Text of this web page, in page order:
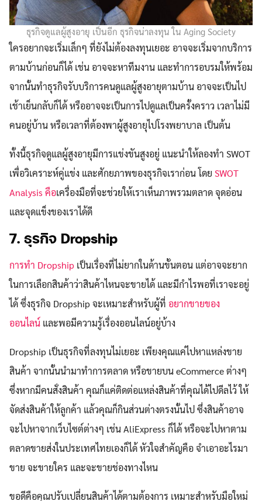
ธุรกิจดูแลผู้สูงอายุ เป็นอีก ธุรกิจน่าลงทุน ใน Aging Society
ใครอยากจะเริ่มเล็กๆ ที่ยังไม่ต้องลงทุนเยอะ อาจจะเริ่มจากบริการ
ตามบ้านก่อนก็ได้ เช่น อาจจะหาทีมงาน และทำการอบรมให้พร้อม
จากนั้นทำธุรกิจรับบริการคนดูแลผู้สูงอายุตามบ้าน อาจจะเป็นไป
เช้าเย็นกลับก็ได้ หรืออาจจะเป็นการไปดูแลเป็นครั้งคราว เวลาไม่มี
คนอยู่บ้าน หรือเวลาที่ต้องพาผู้สูงอายุไปโรงพยาบาล เป็นต้น
ทั้งนี้ธุรกิจดูแลผู้สูงอายุมีการแข่งขันสูงอยู่ แนะนำให้ลองทำ SWOT
เพื่อวิเคราะห์คู่แข่ง และศักยภาพของธุรกิจเราก่อน โดย SWOT
Analysis คือเครื่องมือที่จะช่วยให้เราเห็นภาพรวมตลาด จุดอ่อน
และจุดแข็งของเราได้ดี
7. ธุรกิจ Dropship
การทำ Dropship เป็นเรื่องที่ไม่ยากในด้านขั้นตอน แต่อาจจะยาก
ในการเลือกสินค้าว่าสินค้าไหนจะขายได้ และมีกำไรพอที่เราจะอยู่
ได้ ซึ่งธุรกิจ Dropship จะเหมาะสำหรับผู้ที่ อยากขายของ
ออนไลน์ และพอมีความรู้เรื่องออนไลน์อยู่บ้าง
Dropship เป็นธุรกิจที่ลงทุนไม่เยอะ เพียงคุณแค่ไปหาแหล่งขาย
สินค้า จากนั้นนำมาทำการตลาด หรือขายบน eCommerce ต่างๆ
ซึ่งหากมีคนสั่งสินค้า คุณก็แค่ติดต่อแหล่งสินค้าที่คุณได้ไปดีลไว้ ให้
จัดส่งสินค้าให้ลูกค้า แล้วคุณก็กินส่วนต่างตรงนั้นไป ซึ่งสินค้าอาจ
จะไปหาจากเว็บไซต์ต่างๆ เช่น AliExpress ก็ได้ หรือจะไปหาตาม
ตลาดขายส่งในประเทศไทยเองก็ได้ หัวใจสำคัญคือ จำเอาอะไรมา
ขาย จะขายใคร และจะขายช่องทางไหน
ขอดีคือคุณปรับเปลี่ยนสินค้าได้ตามต้องการ เหมาะสำหรับมือใหม่